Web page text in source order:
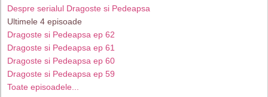
Despre serialul Dragoste si Pedeapsa
Ultimele 4 episoade
Dragoste si Pedeapsa ep 62
Dragoste si Pedeapsa ep 61
Dragoste si Pedeapsa ep 60
Dragoste si Pedeapsa ep 59
Toate episoadele...